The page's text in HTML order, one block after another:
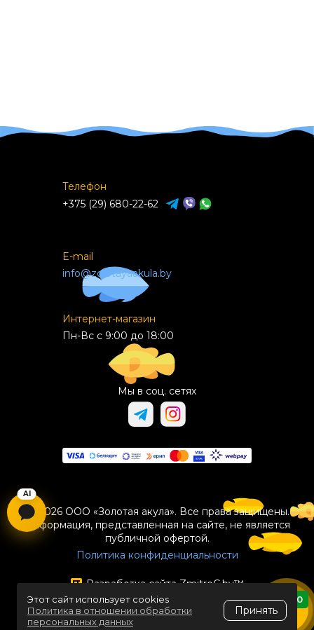
Телефон
+375 (29) 680-22-62
E-mail
info@zolotayaakula.by
Интернет-магазин
Пн-Вс с 9:00 до 18:00
Мы в соц. сетях
© 2026 ООО «Золотая акула». Все права защищены.
Информация, представленная на сайте, не является
публичной офертой.
Политика конфиденциальности
Разработка сайтаZmitroC.by™
0
Этот сайт использует cookies
Политика в отношении обработки
персональных данных
Принять